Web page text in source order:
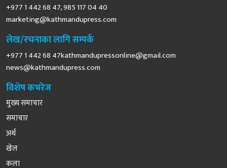
+977 1 442 68 47, 985 117 04 40
marketing@kathmandupress.com
लेख/रचनाका लागि सम्पर्क
+977 1 442 68 47kathmandupressonline@gmail.com
news@kathmandupress.com
विशेष कभरेज
मुख्य समाचार
समाचार
अर्थ
खेल
कला